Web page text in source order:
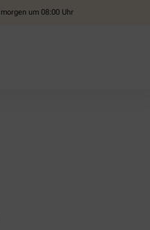
um 08:00 Uhr